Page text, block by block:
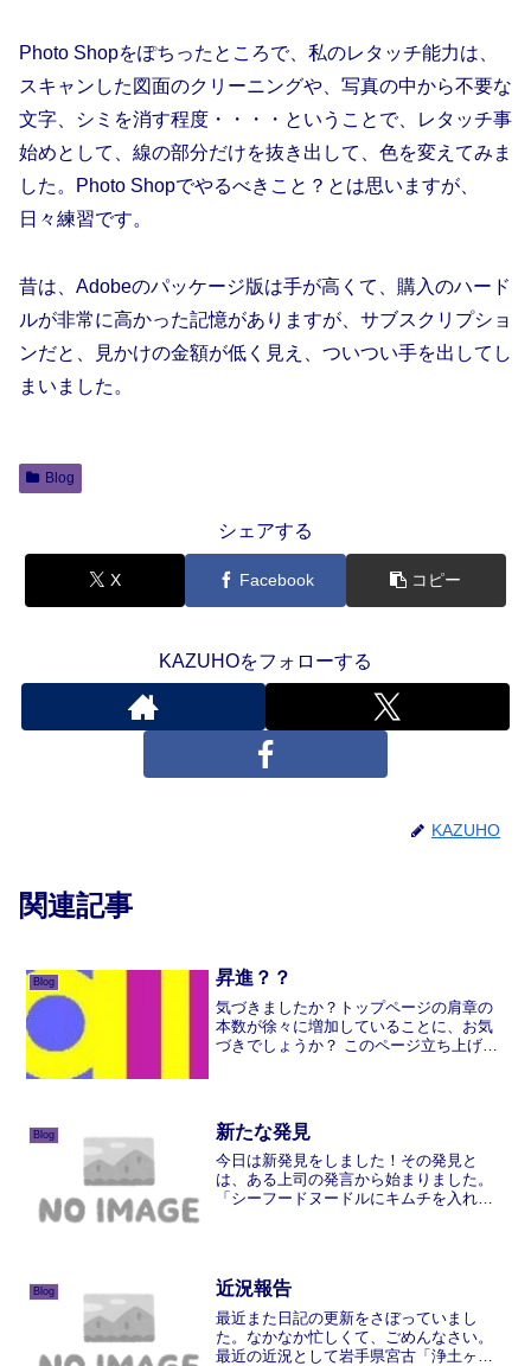
Photo Shopをぽちったところで、私のレタッチ能力は、
スキャンした図面のクリーニングや、写真の中から不要な
文字、シミを消す程度・・・・ということで、レタッチ事
始めとして、線の部分だけを抜き出して、色を変えてみま
した。Photo Shopでやるべきこと？とは思いますが、
日々練習です。
昔は、Adobeのパッケージ版は手が高くて、購入のハード
ルが非常に高かった記憶がありますが、サブスクリプショ
ンだと、見かけの金額が低く見え、ついつい手を出してし
まいました。
Blog
シェアする
X Facebook コピー
KAZUHOをフォローする
KAZUHO
関連記事
Blog 昇進？？
気づきましたか？トップページの肩章の
本数が徐々に増加していることに、お気
づきでしょうか？ このページ立ち上げの
た。ということで、肩章...
Blog 新たな発見
今日は新発見をしました！その発見と
は、ある上司の発言から始まりました。
「シーフードヌードルにキムチを入れた
さん美味しいそうに食べていて...
Blog 近況報告
最近また日記の更新をさぼっていまし
た。なかなか忙しくて、ごめんなさい。
最近の近況として岩手県宮古「浄土ヶ